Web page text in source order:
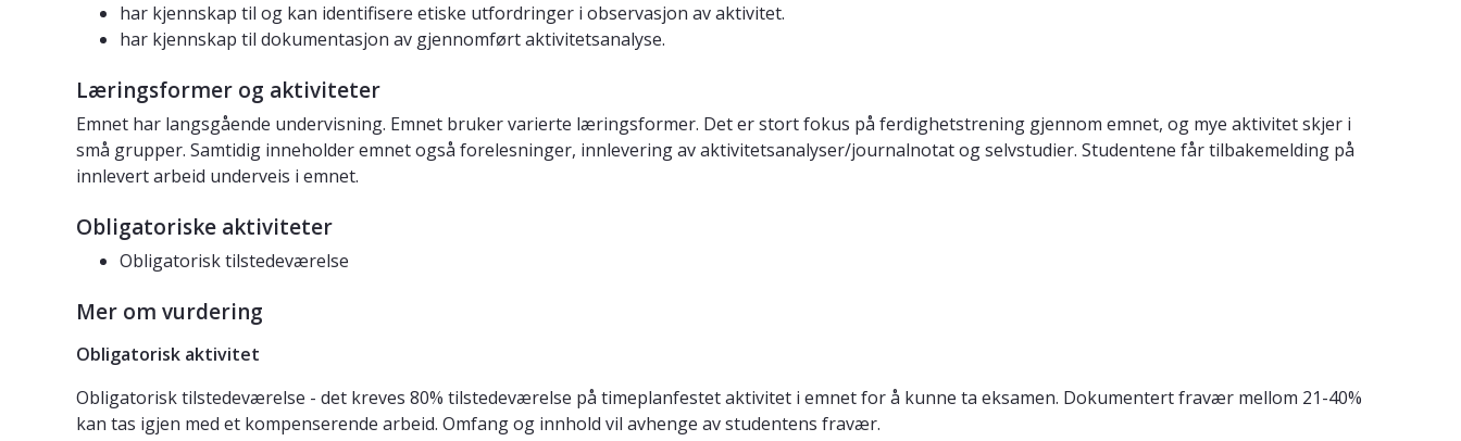
har kjennskap til og kan identifisere etiske utfordringer i observasjon av aktivitet.
har kjennskap til dokumentasjon av gjennomført aktivitetsanalyse.
Læringsformer og aktiviteter
Emnet har langsgående undervisning. Emnet bruker varierte læringsformer. Det er stort fokus på ferdighetstrening gjennom emnet, og mye aktivitet skjer i
små grupper. Samtidig inneholder emnet også forelesninger, innlevering av aktivitetsanalyser/journalnotat og selvstudier. Studentene får tilbakemelding på
innlevert arbeid underveis i emnet.
Obligatoriske aktiviteter
Obligatorisk tilstedeværelse
Mer om vurdering
Obligatorisk aktivitet
Obligatorisk tilstedeværelse - det kreves 80% tilstedeværelse på timeplanfestet aktivitet i emnet for å kunne ta eksamen. Dokumentert fravær mellom 21-40%
kan tas igjen med et kompenserende arbeid. Omfang og innhold vil avhenge av studentens fravær.